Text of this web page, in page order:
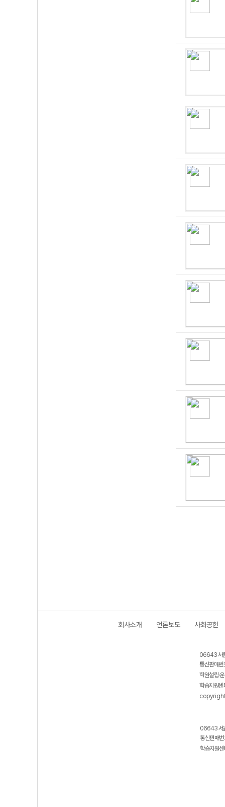
회사소개 언론보도 사회공헌
06643 서
통신판매
학원설립·
학습지원
06643 서
통신판매
학습지원